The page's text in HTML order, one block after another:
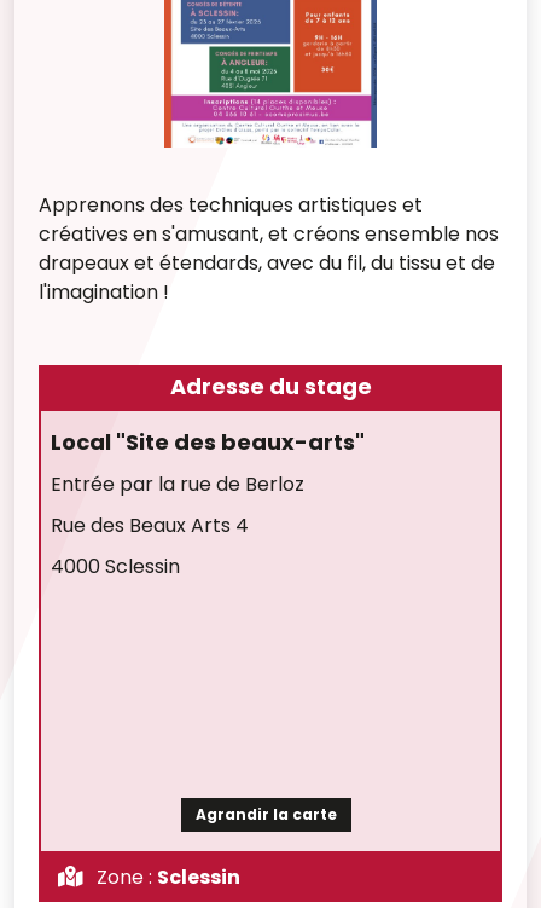
Apprenons des techniques artistiques et
créatives en s'amusant, et créons ensemble nos
drapeaux et étendards, avec du fil, du tissu et de
l'imagination !
Adresse du stage
Local "Site des beaux-arts"
Entrée par la rue de Berloz
Rue des Beaux Arts 4
4000 Sclessin
Agrandir la carte
Zone : Sclessin